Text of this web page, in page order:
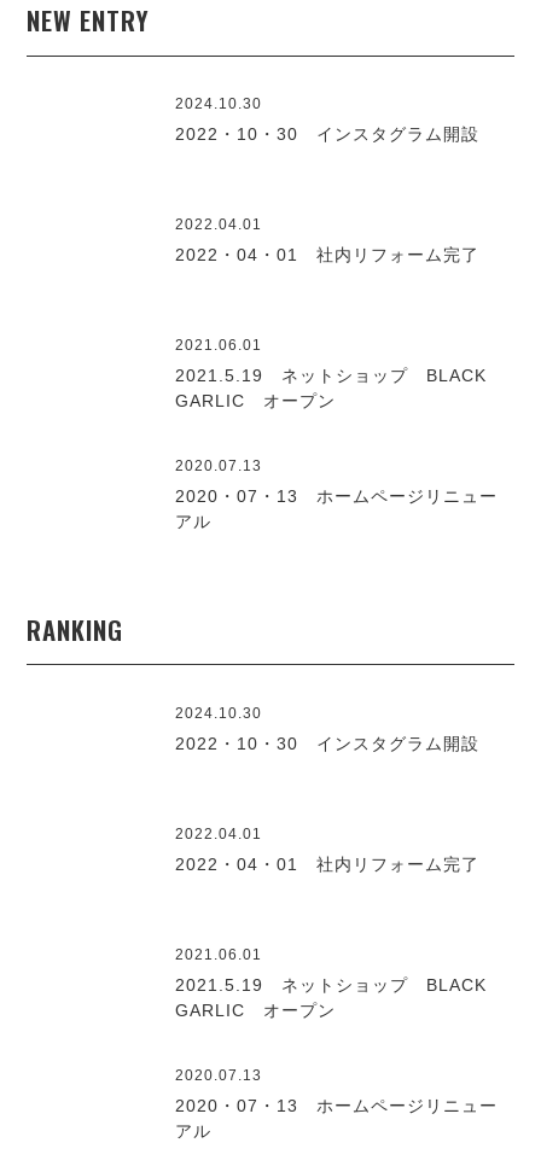
NEW ENTRY
2024.10.30
2022・10・30 インスタグラム開設
2022.04.01
2022・04・01 社内リフォーム完了
2021.06.01
2021.5.19 ネットショップ BLACK
GARLIC オープン
2020.07.13
2020・07・13 ホームページリニュー
アル
RANKING
2024.10.30
2022・10・30 インスタグラム開設
2022.04.01
2022・04・01 社内リフォーム完了
2021.06.01
2021.5.19 ネットショップ BLACK
GARLIC オープン
2020.07.13
2020・07・13 ホームページリニュー
アル